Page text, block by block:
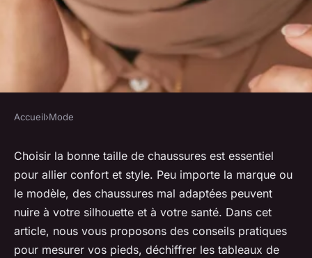
Choisir la bonne taille de
chaussures pour femmes : nos
conseils
lucinde• 6 février 2025 •5 min de lecture
Accueil›Mode
Choisir la bonne taille de chaussures est essentiel
pour allier confort et style. Peu importe la marque ou
le modèle, des chaussures mal adaptées peuvent
nuire à votre silhouette et à votre santé. Dans cet
article, nous vous proposons des conseils pratiques
pour mesurer vos pieds, déchiffrer les tableaux de